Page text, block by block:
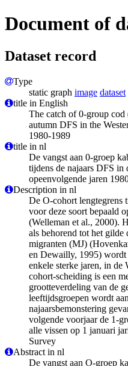
Document of
Dataset record
Type
static graph image dataset
title in English
The catch of 0-group cod
autumn DFS in the
1980-1989
title in nl
De vangst aan 0-groep
tijdens de najaars DFS in
opeenvolgende jaren
Description in nl
De O-cohort lengtegrens
voor deze soort bepaald
(Welleman et al., 2000).
als behorend tot het gilde
migranten (MJ)
en Dewailly, 1995) wordt
enkele sterke jaren, in de
cohort-scheiding is een
grootteverdeling van de
leeftijdsgroepen wordt
najaarsbemonstering
volgende voorjaar de 1-
alle vissen op 1 januari
Survey
Abstract in nl
De vangst aan O-groep